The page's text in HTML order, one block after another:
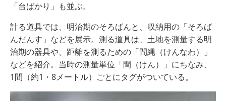
「台ばかり」も並ぶ。
計る道具では、明治期のそろばんと、収納用の「そろば
んだんす」などを展示。測る道具は、土地を測量する明
治期の器具や、距離を測るための「間縄（けんなわ）」
などを紹介。当時の測量単位「間（けん）」にちなみ、
1間（約1・8メートル）ごとにタグがついている。